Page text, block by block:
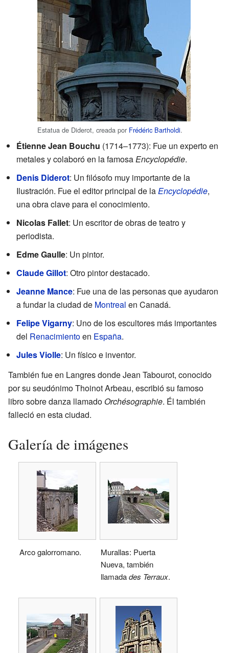
Estatua de Diderot, creada por Frédéric Bartholdi.
Étienne Jean Bouchu (1714–1773): Fue un experto en
metales y colaboró en la famosaEncyclopédie.
Denis Diderot: Un filósofo muy importante de la
Ilustración. Fue el editor principal de laEncyclopédie,
una obra clave para el conocimiento.
Nicolas Fallet: Un escritor de obras de teatro y
periodista.
Edme Gaulle: Un pintor.
Claude Gillot: Otro pintor destacado.
Jeanne Mance: Fue una de las personas que ayudaron
a fundar la ciudad de Montreal en Canadá.
Felipe Vigarny: Uno de los escultores más importantes
del Renacimientoen España.
Jules Violle: Un físico e inventor.
También fue en Langres donde Jean Tabourot, conocido
por su seudónimo Thoinot Arbeau, escribió su famoso
libro sobre danza llamado Orchésographie. Él también
falleció en esta ciudad.
Galería de imágenes
Arco galorromano.
Murallas: Puerta
Nueva, también
llamadades Terraux.